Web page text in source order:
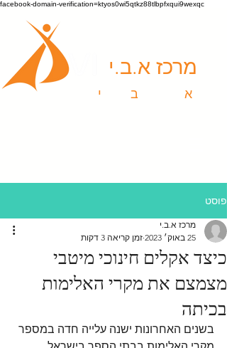
facebook-domain-verification=ktyos0wi5qtkz88tlbpfxqui9wexqc
מרכז א.ב.י
א ב י
פוסט
כיצד אקלים חינוכי מיטבי
מצמצם את מקרי האלימות
בכיתה
מרכז א.ב.י
25 באוק׳ 2023
זמן קריאה 3 דקות
בשנים האחרונות ישנה עלייה חדה במספר